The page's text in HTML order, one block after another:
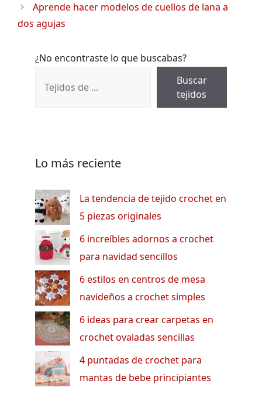
Aprende hacer modelos de cuellos de lana a
dos agujas
¿No encontraste lo que buscabas?
Buscar
tejidos
Lo más reciente
La tendencia de tejido crochet en
5 piezas originales
6 increíbles adornos a crochet
para navidad sencillos
6 estilos en centros de mesa
navideños a crochet simples
6 ideas para crear carpetas en
crochet ovaladas sencillas
4 puntadas de crochet para
mantas de bebe principiantes